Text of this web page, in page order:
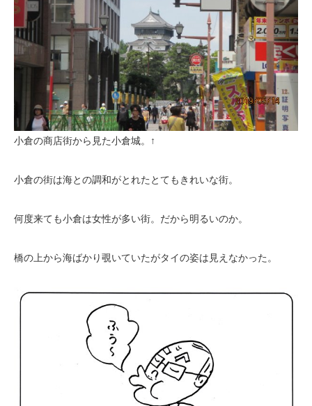
小倉の商店街から見た小倉城。↑
小倉の街は海との調和がとれたとてもきれいな街。
何度来ても小倉は女性が多い街。だから明るいのか。
橋の上から海ばかり覗いていたがタイの姿は見えなかった。